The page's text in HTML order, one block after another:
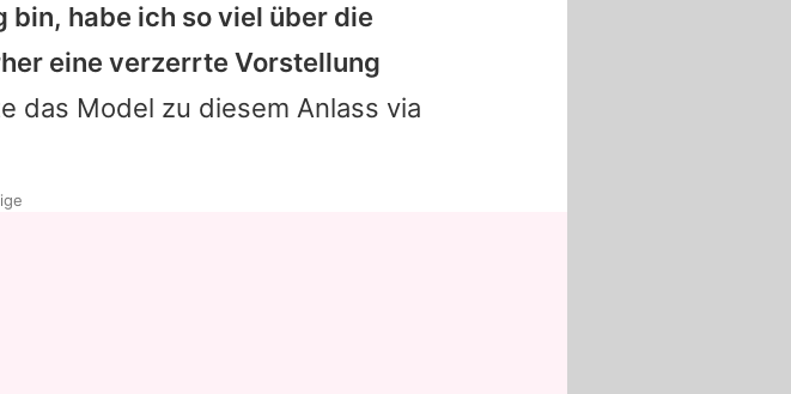
bin, habe ich so viel über die
eine verzerrte Vorstellung
das Model zu diesem Anlass via